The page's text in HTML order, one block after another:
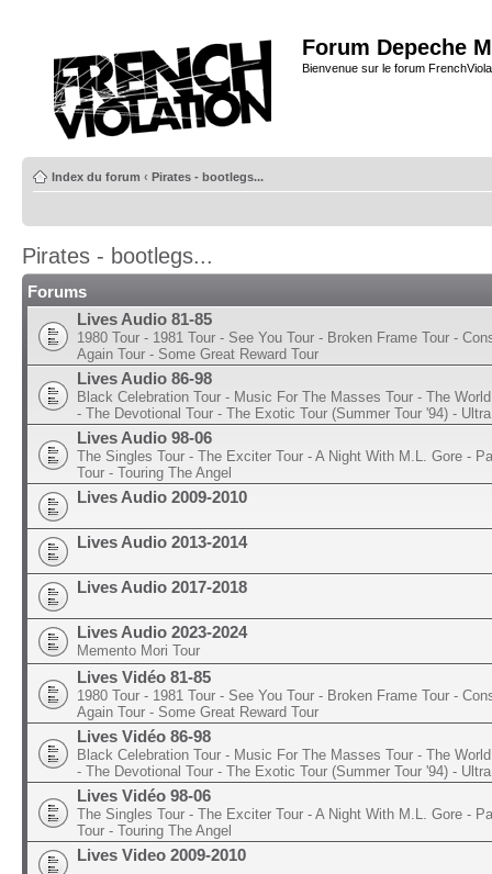
Forum Depeche
Bienvenue sur le forum
Index du forum ‹ Pirates - bootlegs...
Pirates - bootlegs...
Forums
Lives Audio 81-85
1980 Tour - 1981 Tour - See You Tour - Broken Frame Tour -
Again Tour - Some Great Reward Tour
Lives Audio 86-98
Black Celebration Tour - Music For The Masses Tour - The
- The Devotional Tour - The Exotic Tour (Summer Tour '94) -
Lives Audio 98-06
The Singles Tour - The Exciter Tour - A Night With M.L. Gore -
Tour - Touring The Angel
Lives Audio 2009-2010
Lives Audio 2013-2014
Lives Audio 2017-2018
Lives Audio 2023-2024
Memento Mori Tour
Lives Vidéo 81-85
1980 Tour - 1981 Tour - See You Tour - Broken Frame Tour -
Again Tour - Some Great Reward Tour
Lives Vidéo 86-98
Black Celebration Tour - Music For The Masses Tour - The
- The Devotional Tour - The Exotic Tour (Summer Tour '94) -
Lives Vidéo 98-06
The Singles Tour - The Exciter Tour - A Night With M.L. Gore -
Tour - Touring The Angel
Lives Video 2009-2010